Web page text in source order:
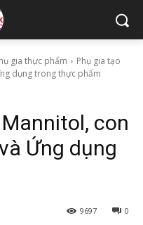
gia thực phẩm
Phụ gia tạo
dụng trong thực phẩm
con
Ứng dụng
0
9697